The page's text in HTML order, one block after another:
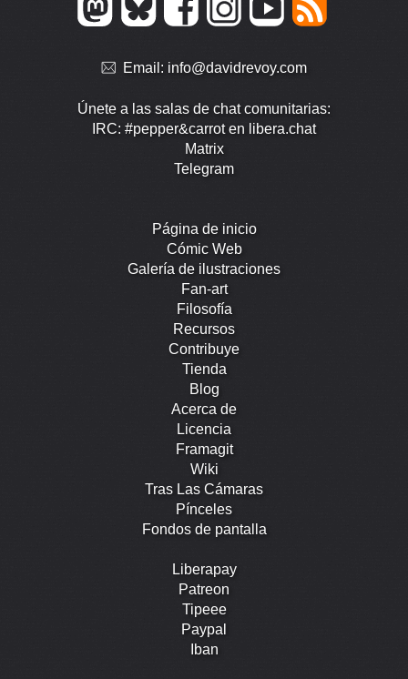
Email: info@davidrevoy.com
Únete a las salas de chat comunitarias:
IRC: #pepper&carrot en libera.chat
Matrix
Telegram
Página de inicio
Cómic Web
Galería de ilustraciones
Fan-art
Filosofía
Recursos
Contribuye
Tienda
Blog
Acerca de
Licencia
Framagit
Wiki
Tras Las Cámaras
Pínceles
Fondos de pantalla
Liberapay
Patreon
Tipeee
Paypal
Iban